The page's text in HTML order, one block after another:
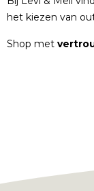
het kiezen van
Shop met